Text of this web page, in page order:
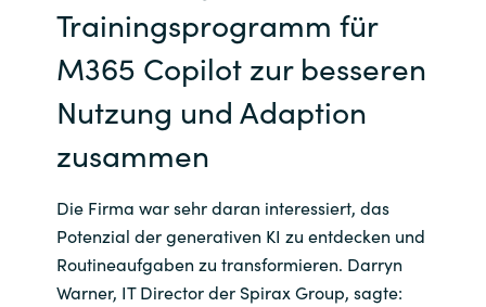
Trainingsprogramm für
M365 Copilot zur besseren
Nutzung und Adaption
zusammen
Die Firma war sehr daran interessiert, das
Potenzial der generativen KI zu entdecken und
Routineaufgaben zu transformieren. Darryn
Warner, IT Director der Spirax Group, sagte: